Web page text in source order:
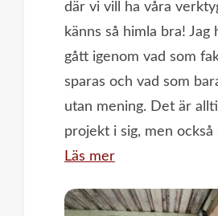
där vi vill ha våra
känns så himla bra! Jag
gått igenom vad som
sparas och vad som
utan mening. Det är
projekt i sig, men
Läs mer:
börjar